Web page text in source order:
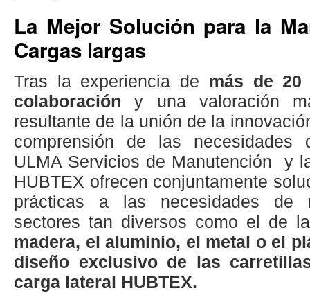
La Mejor Solución para la
Cargas largas
Tras la experiencia de más de 20
colaboracióny una valoración
resultante de la unión de la
comprensión de las necesidades
ULMA Servicios de Manutención y
HUBTEX ofrecen conjuntamente
prácticas a las necesidades de
sectores tan diversos como el de la
madera, el aluminio, el metal o el
diseño exclusivo de las
carga lateral HUBTEX.